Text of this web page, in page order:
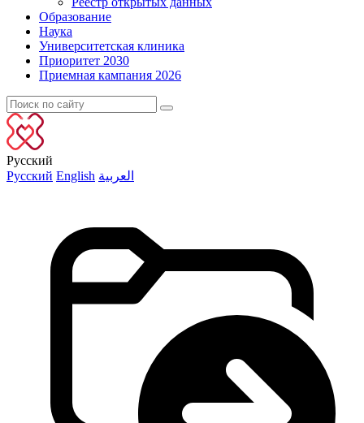
Образование
Наука
Университетская клиника
Приоритет 2030
Приемная кампания 2026
Русский
Русский English العربية